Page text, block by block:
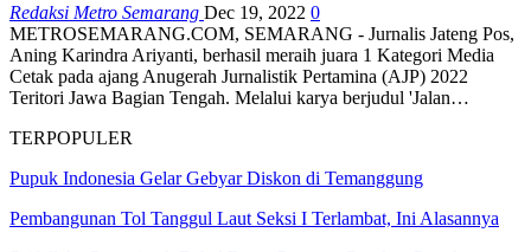
Redaksi Metro Semarang Dec 19, 2022 0
METROSEMARANG.COM, SEMARANG - Jurnalis Jateng Pos,
Aning Karindra Ariyanti, berhasil meraih juara 1 Kategori Media
Cetak pada ajang Anugerah Jurnalistik Pertamina (AJP) 2022
Teritori Jawa Bagian Tengah. Melalui karya berjudul 'Jalan…
TERPOPULER
Pupuk Indonesia Gelar Gebyar Diskon di Temanggung
Pembangunan Tol Tanggul Laut Seksi I Terlambat, Ini Alasannya